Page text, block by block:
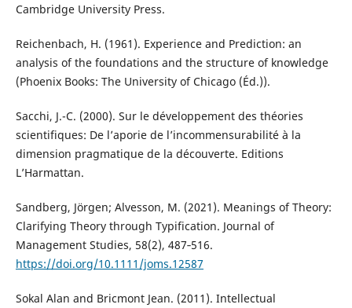
Cambridge University Press.
Reichenbach, H. (1961). Experience and Prediction: an
analysis of the foundations and the structure of knowledge
(Phoenix Books: The University of Chicago (Éd.)).
Sacchi, J.-C. (2000). Sur le développement des théories
scientifiques: De l’aporie de l’incommensurabilité à la
dimension pragmatique de la découverte. Editions
L’Harmattan.
Sandberg, Jörgen; Alvesson, M. (2021). Meanings of Theory:
Clarifying Theory through Typification. Journal of
Management Studies, 58(2), 487‑516.
https://doi.org/10.1111/joms.12587
Sokal Alan and Bricmont Jean. (2011). Intellectual